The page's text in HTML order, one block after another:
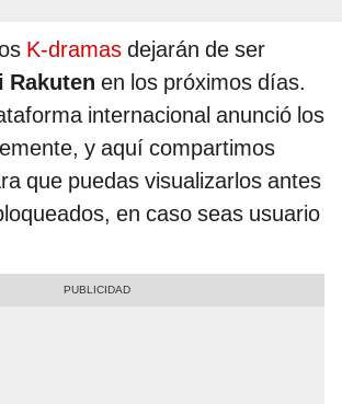
K-dramas dejarán de ser
Rakuten en los próximos días.
internacional anunció los
y aquí compartimos
que puedas visualizarlos antes
en caso seas usuario